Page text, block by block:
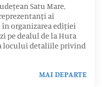
Satu Mare,
ai
organizarea ediției
pe dealul de la Huta
locului detaliile privind
MAI DEPARTE